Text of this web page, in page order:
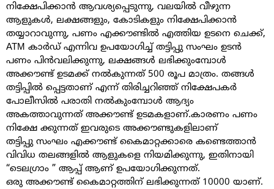
നിക്ഷേപിക്കാൻ ആവശ്യപ്പെടുന്നു, വലയിൽ വീഴുന്ന
ആളുകൾ, ലക്ഷങ്ങളും, കോടികളും നിക്ഷേപിക്കാൻ
തയ്യാറാവുന്നു, പണം എക്കൗണ്ടിൽ എത്തിയ ഉടനെ ചെക്ക്,
ATM കാർഡ് എന്നിവ ഉപയോഗിച്ച് തട്ടിപ്പു സംഘം ഉടൻ
പണം പിൻവലിക്കുന്നു, ലക്ഷങ്ങൾ ലഭിക്കുംമ്പോൾ
അക്കൗണ്ട് ഉടമക്ക് നൽകുന്നത് 500 രൂപ മാത്രം. തങ്ങൾ
തട്ടിപ്പിൽ പ്പെട്ടതാണ് എന്ന് തിരിച്ചറിഞ്ഞ് നിക്ഷേപകർ
പോലീസിൽ പരാതി നൽകുംമ്പോൾ ആദ്യം
അകത്താവുന്നത് അക്കൗണ്ട് ഉടമകളാണ്.കാരണം പണം
നിക്ഷേ ക്കുന്നത് ഇവരുടെ അക്കൗണ്ടുകളിലാണ്
തട്ടിപ്പു സംഘം എക്കൗണ്ട് കൈമാറ്റക്കാരെ കണ്ടെത്താൻ
വിവിധ തലങ്ങളിൽ ആളുകളെ നിയമിക്കുന്നു, ഇതിനായി
“ടെലഗ്രാം ” ആപ്പ് ആണ് ഉപയോഗിക്കുന്നത്.
ഒരു അക്കൗണ്ട് കൈമാറ്റത്തിന് ലഭിക്കുന്നത് 10000 യാണ്.